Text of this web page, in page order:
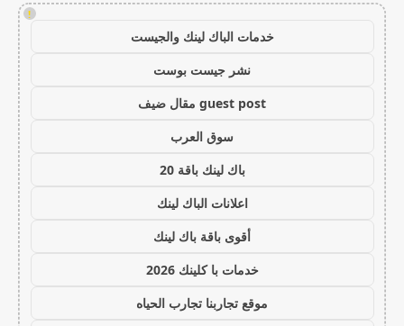
!
خدمات الباك لينك والجيست
نشر جيست بوست
guest post مقال ضيف
سوق العرب
باك لينك باقة 20
اعلانات الباك لينك
أقوى باقة باك لينك
خدمات با كلينك 2026
موقع تجاربنا تجارب الحياه